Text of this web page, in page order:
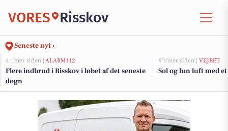
VORES Risskov
Seneste nyt ›
4 timer siden | ALARM112
Flere indbrud i Risskov i løbet af det seneste
døgn
9 timer siden | VEJRET
Sol og lun luft med